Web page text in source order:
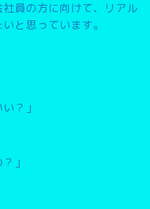
員の方に向けて、リアル
と思っています。
？」
」